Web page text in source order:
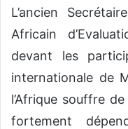
L’ancien
Africain
devant les
internationale de
l’Afrique souffre
fortement